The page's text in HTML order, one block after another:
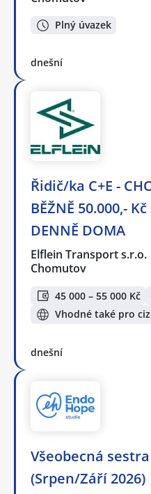
Plný úvazek
dnešní
Řidič/ka C+E -
BĚŽNĚ 50.000,-
DENNĚ DOMA
Elflein Transport s.r.o.
Chomutov
45 000 – 55 000 Kč
Vhodné také pro
dnešní
Všeobecná
(Srpen/Září 2026)